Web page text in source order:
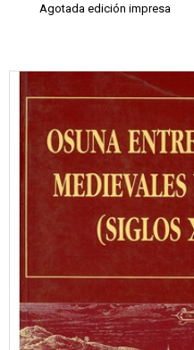
Agotada edición impresa